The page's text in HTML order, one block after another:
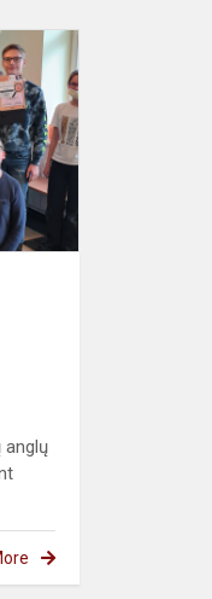
Anglų
kalbos
konkurso
,,Secret
Agent
Mission“
anglų